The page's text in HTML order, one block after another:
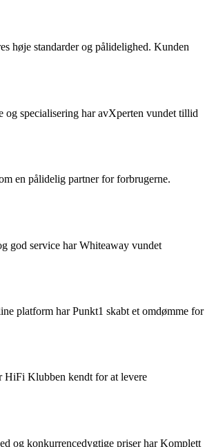
høje standarder og pålidelighed. Kunden
og specialisering har avXperten vundet tillid
en pålidelig partner for forbrugerne.
god service har Whiteaway vundet
platform har Punkt1 skabt et omdømme for
HiFi Klubben kendt for at levere
og konkurrencedygtige priser har Komplett